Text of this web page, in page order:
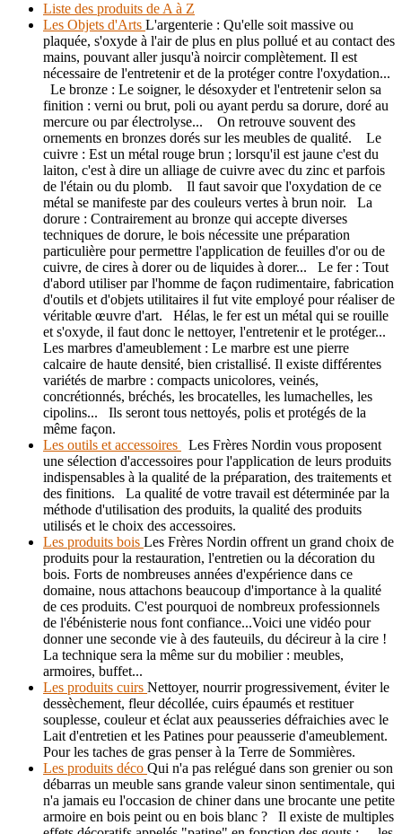
Liste des produits de A à Z
Les Objets d'Arts L'argenterie : Qu'elle soit massive ou
plaquée, s'oxyde à l'air de plus en plus pollué et au contact des
mains, pouvant aller jusqu'à noircir complètement. Il est
nécessaire de l'entretenir et de la protéger contre l'oxydation...
Le bronze : Le soigner, le désoxyder et l'entretenir selon sa
finition : verni ou brut, poli ou ayant perdu sa dorure, doré au
mercure ou par électrolyse... On retrouve souvent des
ornements en bronzes dorés sur les meubles de qualité. Le
cuivre : Est un métal rouge brun ; lorsqu'il est jaune c'est du
laiton, c'est à dire un alliage de cuivre avec du zinc et parfois
de l'étain ou du plomb. Il faut savoir que l'oxydation de ce
métal se manifeste par des couleurs vertes à brun noir. La
dorure : Contrairement au bronze qui accepte diverses
techniques de dorure, le bois nécessite une préparation
particulière pour permettre l'application de feuilles d'or ou de
cuivre, de cires à dorer ou de liquides à dorer... Le fer : Tout
d'abord utiliser par l'homme de façon rudimentaire, fabrication
d'outils et d'objets utilitaires il fut vite employé pour réaliser de
véritable œuvre d'art. Hélas, le fer est un métal qui se rouille
et s'oxyde, il faut donc le nettoyer, l'entretenir et le protéger...
Les marbres d'ameublement : Le marbre est une pierre
calcaire de haute densité, bien cristallisé. Il existe différentes
variétés de marbre : compacts unicolores, veinés,
concrétionnés, bréchés, les brocatelles, les lumachelles, les
cipolins... Ils seront tous nettoyés, polis et protégés de la
même façon.
Les outils et accessoires
Les Frères Nordin vous proposent
une sélection d'accessoires pour l'application de leurs produits
indispensables à la qualité de la préparation, des traitements et
des finitions. La qualité de votre travail est déterminée par la
méthode d'utilisation des produits, la qualité des produits
utilisés et le choix des accessoires.
Les produits bois Les Frères Nordin offrent un grand choix de
produits pour la restauration, l'entretien ou la décoration du
bois. Forts de nombreuses années d'expérience dans ce
domaine, nous attachons beaucoup d'importance à la qualité
de ces produits. C'est pourquoi de nombreux professionnels
de l'ébénisterie nous font confiance...Voici une vidéo pour
donner une seconde vie à des fauteuils, du décireur à la cire !
La technique sera la même sur du mobilier : meubles,
armoires, buffet...
Les produits cuirs Nettoyer, nourrir progressivement, éviter le
dessèchement, fleur décollée, cuirs épaumés et restituer
souplesse, couleur et éclat aux peausseries défraichies avec le
Lait d'entretien et les Patines pour peausserie d'ameublement.
Pour les taches de gras penser à la Terre de Sommières.
Les produits déco Qui n'a pas relégué dans son grenier ou son
débarras un meuble sans grande valeur sinon sentimentale, qui
n'a jamais eu l'occasion de chiner dans une brocante une petite
armoire en bois peint ou en bois blanc ? Il existe de multiples